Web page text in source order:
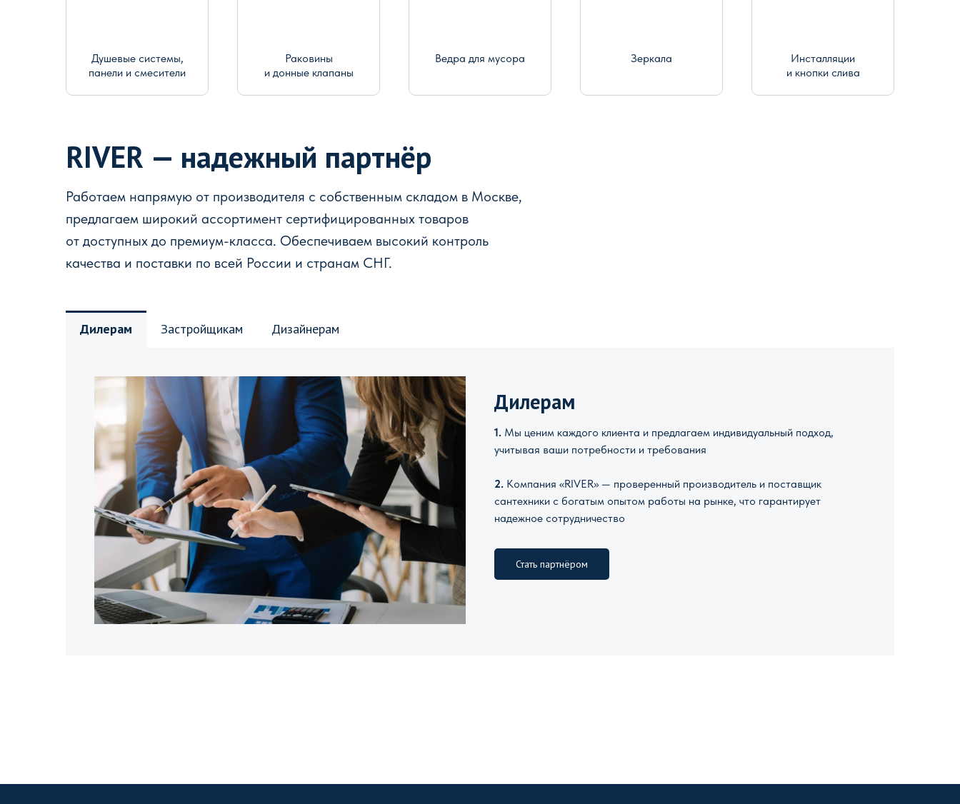
Душевые системы,
панели и смесители
Ведра для мусора Зеркала
Раковины
и донные клапаны
Инсталляции
и кнопки слива
RIVER — надежный партнёр
Работаем напрямую от производителя с собственным складом в Москве,
предлагаем широкий ассортимент сертифицированных товаров
от доступных до премиум-класса. Обеспечиваем высокий контроль
качества и поставки по всей России и странам СНГ.
Дилерам Застройщикам Дизайнерам
Дилерам
1. Мы ценим каждого клиента и предлагаем индивидуальный подход,
учитывая ваши потребности и требования
2. Компания «RIVER» — проверенный производитель и поставщик
сантехники с богатым опытом работы на рынке, что гарантирует
надежное сотрудничество
Стать партнёром